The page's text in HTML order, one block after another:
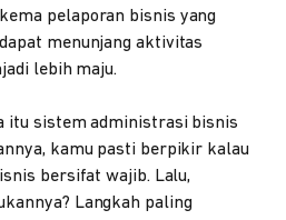
pelaporan bisnis yang
menunjang aktivitas
lebih maju.
itu sistem administrasi bisnis
kamu pasti berpikir kalau
bersifat wajib. Lalu,
Langkah paling